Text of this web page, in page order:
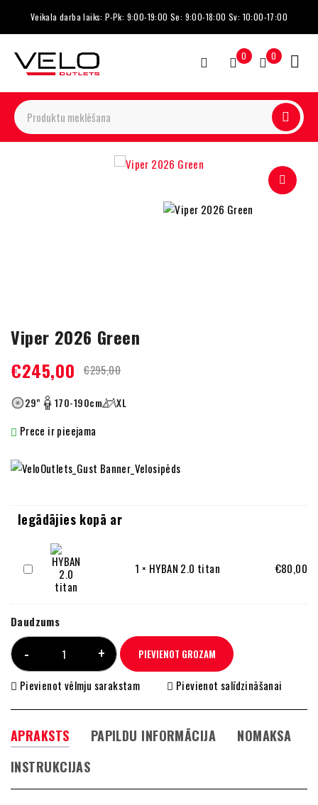
Veikala darba laiks: P-Pk: 9:00-19:00 Se: 9:00-18:00 Sv: 10:00-17:00
0 0
Viper 2026 Green
€295,00
€245,00
29" 170-190cm XL
Prece ir pieejama
Iegādājies kopā ar
HYBAN
1 × HYBAN 2.0 titan €80,00
Daudzums
PIEVIENOT GROZAM
Pievienot vēlmju sarakstam Pievienot salīdzināšanai
APRAKSTS PAPILDU INFORMĀCIJA
NOMAKSA
INSTRUKCIJAS